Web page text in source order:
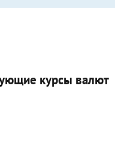
курсы валют